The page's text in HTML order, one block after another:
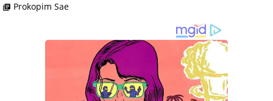
library_books Prokopim Sae